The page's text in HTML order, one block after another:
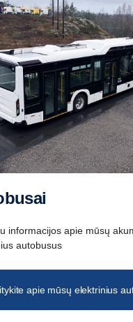
informacijos apie mūsų
autobusus
apie mūsų elektrinius